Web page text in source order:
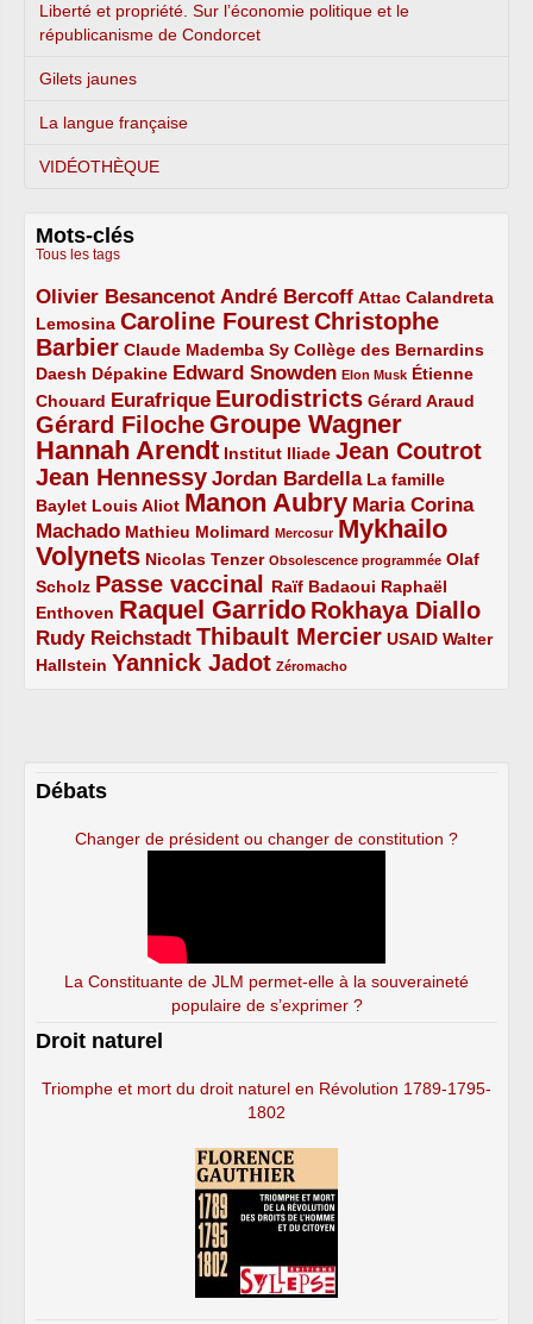
Liberté et propriété. Sur l’économie politique et le
républicanisme de Condorcet
Gilets jaunes
La langue française
VIDÉOTHÈQUE
Mots-clés
Tous les tags
Olivier Besancenot
3/5 André Bercoff
3/5 Attac
2/5
Calandreta
Lemosina
2/5 Caroline Fourest
4/5
Christophe
Barbier
4/5 Claude Mademba Sy
2/5 Collège des Bernardins
2/5
Daesh
2/5 Dépakine
2/5 Edward Snowden
3/5 Elon Musk
1/5
Étienne
Chouard
2/5 Eurafrique
3/5 Eurodistricts
4/5 Gérard Araud
2/5
Gérard Filoche
4/5 Groupe Wagner
5/5
Hannah Arendt
5/5 Institut Iliade
2/5 Jean Coutrot
4/5
Jean Hennessy
4/5 Jordan Bardella
3/5
La famille
Baylet
2/5 Louis Aliot
2/5 Manon Aubry
5/5
Maria Corina
Machado
3/5 Mathieu Molimard
2/5 Mercosur
1/5
Mykhailo
Volynets
5/5 Nicolas Tenzer
2/5 Obsolescence programmée
1/5
Olaf
Scholz
2/5 Passe vaccinal
4/5 Raïf Badaoui
2/5
Raphaël
Enthoven
2/5 Raquel Garrido
5/5 Rokhaya Diallo
4/5
Rudy Reichstadt
3/5 Thibault Mercier
4/5 USAID
2/5
Walter
Hallstein
2/5 Yannick Jadot
4/5 Zéromacho
1/5
Débats
Changer de président ou changer de constitution ?
La Constituante de JLM permet-elle à la souveraineté
populaire de s’exprimer ?
Droit naturel
Triomphe et mort du droit naturel en Révolution 1789-1795-
1802